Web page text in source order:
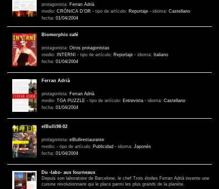
protagonista: Ferran Adrià
medio: CRÓNICA D’OR - tipo de artículo: Reportaje - idioma: Castellano
fecha: 01/04/2004
Biomorphic café
protagonista: Otros protagonistas
medio:
INTERNI - tipo de artículo: Reportaje - idioma:
Italiano
fecha: 01/04/2004
Ferran Adrià
protagonista: Ferran Adrià
medio: TGA PUZZLE - tipo de artículo: Entrevista - idioma: Castellano
fecha: 01/04/2004
elBulli98-02
protagonista: elBullirestaurante
medio: - tipo de artículo: Publicidad - idioma: Japonés
fecha: 01/04/2004
Du -labo- aux fourneaux
Depuis son laboratoire de Barcelone, le chef Trois étoiles Ferran Adrià invente une
cuisine revolutionnaire qui le place parmi les plus grands de la planète.